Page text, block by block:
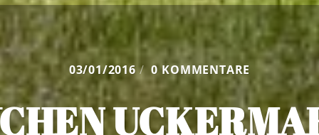
03/01/2016 / 0 KOMMENTARE